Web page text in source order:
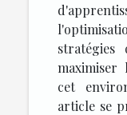
cet
article se